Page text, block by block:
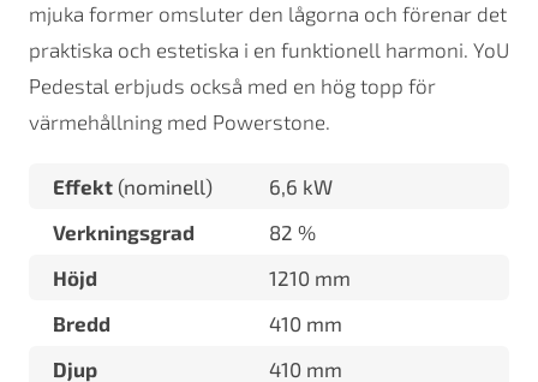
mjuka former omsluter den lågorna och förenar det
praktiska och estetiska i en funktionell harmoni. YoU
Pedestal erbjuds också med en hög topp för
värmehållning med Powerstone.
Effekt (nominell)
6,6 kW
Verkningsgrad
82 %
Höjd
1210 mm
Bredd
410 mm
Djup
410 mm